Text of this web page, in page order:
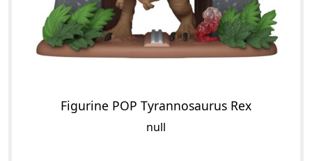
Figurine POP Tyrannosaurus Rex
null